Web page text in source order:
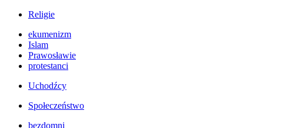
Religie
ekumenizm
Islam
Prawosławie
protestanci
Uchodźcy
Społeczeństwo
bezdomni